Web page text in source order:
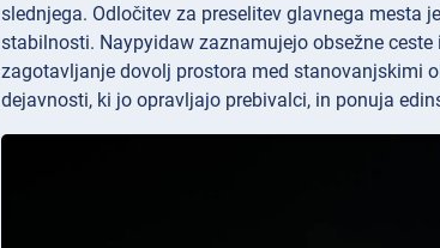
slednjega. Odločitev za preselitev glavnega mesta
stabilnosti. Naypyidaw zaznamujejo obsežne
zagotavljanje dovolj prostora med stanovanjskimi
dejavnosti, ki jo opravljajo prebivalci, in ponuja